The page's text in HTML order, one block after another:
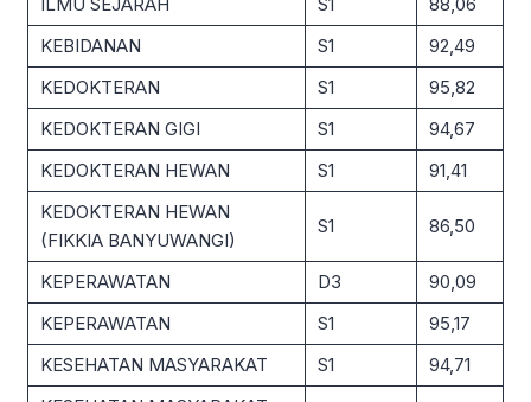
KEBIDANAN
S1
92,49
KEDOKTERAN
S1
95,82
KEDOKTERAN GIGI
S1
94,67
KEDOKTERAN HEWAN
S1
91,41
KEDOKTERAN HEWAN
(FIKKIA BANYUWANGI)
S1 86,50
KEPERAWATAN D3
90,09
KEPERAWATAN
S1
95,17
KESEHATAN MASYARAKAT
S1
94,71